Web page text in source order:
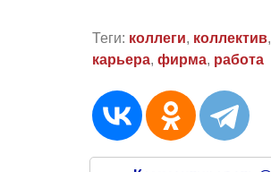
Теги: коллеги, коллектив,
карьера, фирма, работа